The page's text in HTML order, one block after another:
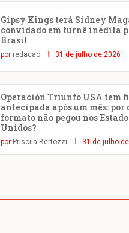
Gipsy Kings terá Sidney
convidado em turnê inédita
Brasil
por redacao 31 de julho de 2026
Operación Triunfo USA tem
antecipada após um mês: por
formato não pegou nos
Unidos?
por Priscila Bertozzi 31 de julho